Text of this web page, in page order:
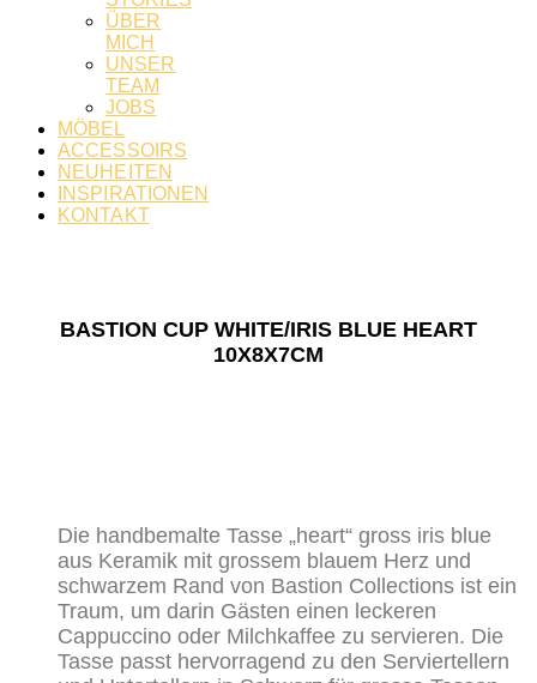
ÜBER
MICH
UNSER
TEAM
JOBS
MÖBEL
ACCESSOIRS
NEUHEITEN
INSPIRATIONEN
KONTAKT
BASTION CUP WHITE/IRIS BLUE HEART
10X8X7CM
Die handbemalte Tasse „heart“ gross iris blue
aus Keramik mit grossem blauem Herz und
schwarzem Rand von Bastion Collections ist ein
Traum, um darin Gästen einen leckeren
Cappuccino oder Milchkaffee zu servieren. Die
Tasse passt hervorragend zu den Serviertellern